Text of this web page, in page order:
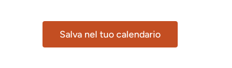
Salva nel tuo calendario